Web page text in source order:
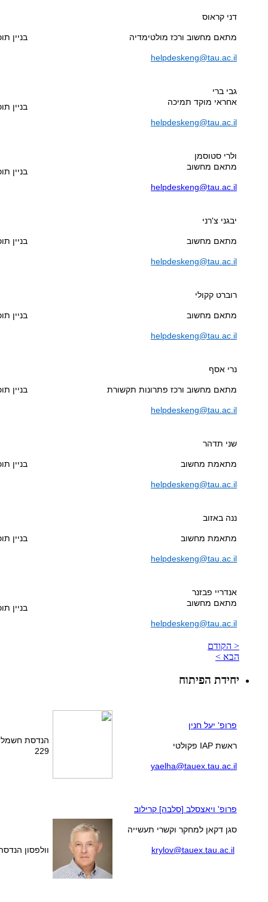
דני קראוס
מתאם מחשוב ורכז מולטימדיה
helpdeskeng@tau.ac.il
בניין
גבי ברי
אחראי מוקד תמיכה
helpdeskeng@tau.ac.il
בניין
ולרי סטוסמן
מתאם מחשוב
helpdeskeng@tau.ac.il
בניין
יבגני צ'רני
מתאם מחשוב
helpdeskeng@tau.ac.il
בניין
רוברט קקולי
מתאם מחשוב
helpdeskeng@tau.ac.il
בניין
נרי אסף
מתאם מחשוב ורכז פתרונות תקשורת
helpdeskeng@tau.ac.il
בניין
שני תדהר
מתאמת מחשוב
helpdeskeng@tau.ac.il
בניין
ננה באזוב
מתאמת מחשוב
helpdeskeng@tau.ac.il
בניין
אנדריי פבזנר
מתאם מחשוב
helpdeskeng@tau.ac.il
בניין
< הקודם
הבא >
יחידת הפיתוח
פרופ' יעל חנין
ראשת IAP פקולטי
yaelha@tauex.tau.ac.il
הנדסת
229
פרופ' ויאצסלב [סלבה] קרילוב
סגן דקאן למחקר וקשרי תעשייה
krylov@tauex.tau.ac.il וולפסון הנדסה,